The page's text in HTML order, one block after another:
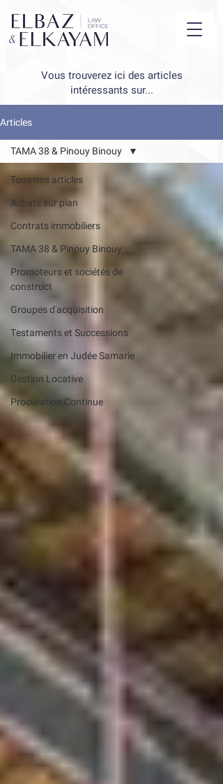
Vous trouverez ici des articles
intéressants sur...
Articles
Tous nos articles
Achats sur plan
Contrats immobiliers
TAMA 38 & Pinouy Binouy
Promoteurs et sociétés de
construct
Groupes d'acquisition
Testaments et Successions
Immobilier en Judée Samarie
Gestion Locative
Procuration Continue
TAMA 38 & Pinouy Binouy